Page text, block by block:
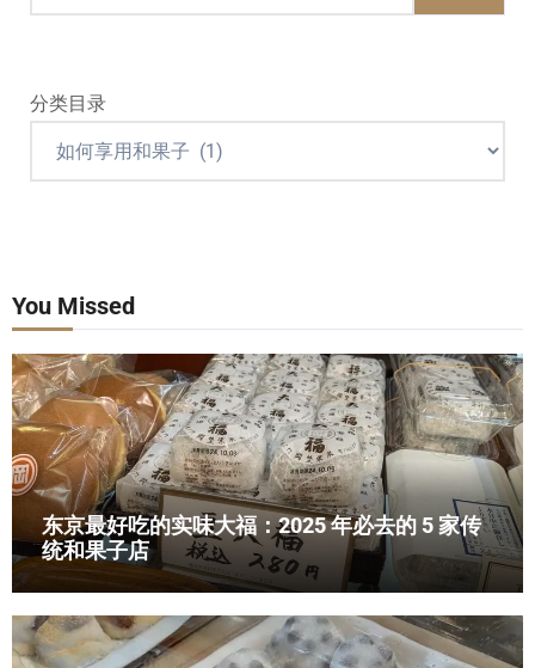
分类目录
You Missed
东京最好吃的实味大福：2025 年必去的 5 家传
统和果子店